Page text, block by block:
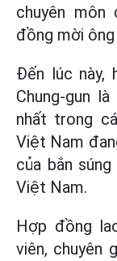
chuyên
đồng mời ông
Đến lúc này,
Chung-gun
nhất trong
Việt Nam
của bắn
Việt Nam.
Hợp đồng
viên, chuyên